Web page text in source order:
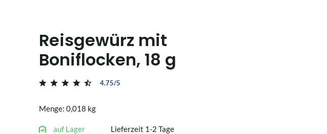
Reisgewürz mit
Boniflocken, 18 g
4.75/5
Menge: 0,018 kg
auf Lager Lieferzeit 1-2 Tage